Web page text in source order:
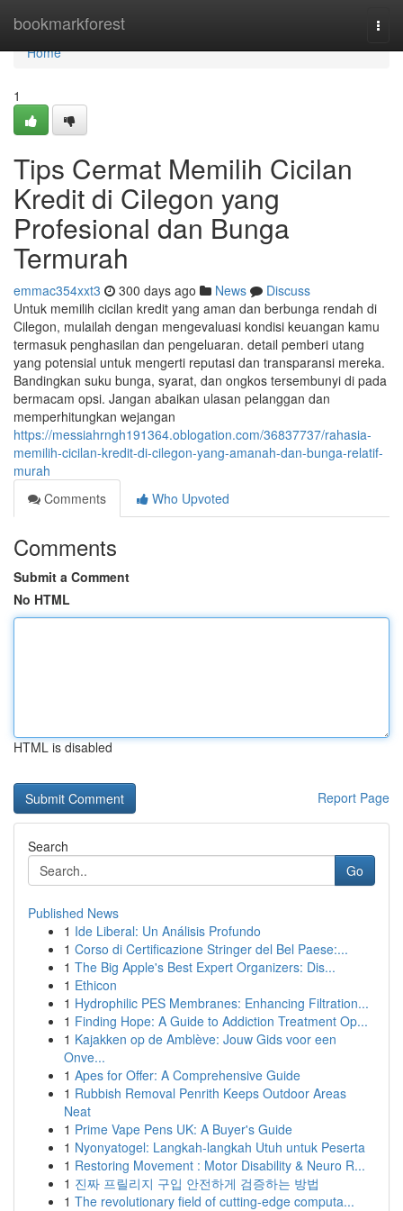
bookmarkforest
Home
Home
1
Tips Cermat Memilih Cicilan
Kredit di Cilegon yang
Profesional dan Bunga
Termurah
emmac354xxt3 300 days ago News
Discuss
Untuk memilih cicilan kredit yang aman dan berbunga rendah di
Cilegon, mulailah dengan mengevaluasi kondisi keuangan kamu
termasuk penghasilan dan pengeluaran. detail pemberi utang
yang potensial untuk mengerti reputasi dan transparansi mereka.
Bandingkan suku bunga, syarat, dan ongkos tersembunyi di pada
bermacam opsi. Jangan abaikan ulasan pelanggan dan
memperhitungkan wejangan
https://messiahrngh191364.oblogation.com/36837737/rahasia-
memilih-cicilan-kredit-di-cilegon-yang-amanah-dan-bunga-relatif-
murah
Comments
Who Upvoted
Comments
Submit a Comment
No HTML
HTML is disabled
Report Page
Search
Go
Published News
1 Ide Liberal: Un Análisis Profundo
1 Corso di Certificazione Stringer del Bel Paese:...
1 The Big Apple's Best Expert Organizers: Dis...
1 Ethicon
1 Hydrophilic PES Membranes: Enhancing Filtration...
1 Finding Hope: A Guide to Addiction Treatment Op...
1 Kajakken op de Amblève: Jouw Gids voor een
Onve...
1 Apes for Offer: A Comprehensive Guide
1 Rubbish Removal Penrith Keeps Outdoor Areas
Neat
1 Prime Vape Pens UK: A Buyer's Guide
1 Nyonyatogel: Langkah-langkah Utuh untuk Peserta
1 Restoring Movement : Motor Disability & Neuro R...
1 진짜 프릴리지 구입 안전하게 검증하는 방법
1 The revolutionary field of cutting-edge computa...